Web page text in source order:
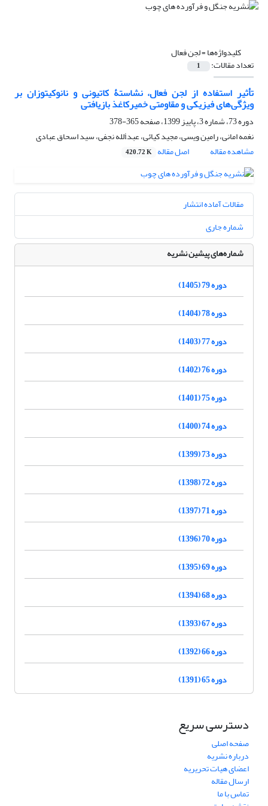
کلیدواژه‌ها =لجن فعال
تعداد مقالات: 1
تأثیر استفاده از لجن فعال، نشاستۀ کاتیونی و نانوکیتوزان بر
ویژگی‌های فیزیکی و مقاومتی خمیرکاغذ بازیافتی
دوره 73، شماره 3، پاییز 1399، صفحه
365-378
نغمه امانی، رامین ویسی، مجید کیائی، عبدiلله نجفی، سید اسحاق عبادی
مشاهده مقاله
اصل مقاله 420.72 K
مقالات آماده انتشار
شماره جاری
شماره‌های پیشین نشریه
دوره 79 (1405)
دوره 78 (1404)
دوره 77 (1403)
دوره 76 (1402)
دوره 75 (1401)
دوره 74 (1400)
دوره 73 (1399)
دوره 72 (1398)
دوره 71 (1397)
دوره 70 (1396)
دوره 69 (1395)
دوره 68 (1394)
دوره 67 (1393)
دوره 66 (1392)
دوره 65 (1391)
دسترسی سریع
صفحه اصلی
درباره نشریه
اعضای هیات تحریریه
ارسال مقاله
تماس با ما